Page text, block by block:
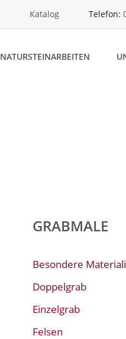
Katalog Telefon:
NATURSTEINARBEITEN
GRABMALE
Besondere
Doppelgrab
Einzelgrab
Felsen